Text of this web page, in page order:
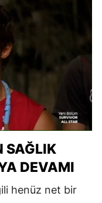
SAĞLIK
DEVAMI
henüz net bir